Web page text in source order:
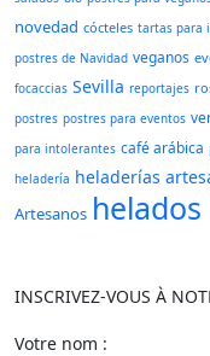
novedad cócteles tartas para
postres de Navidad veganos
focaccias Sevilla reportajes
postres postres para eventos
para intolerantes café arábica
heladería heladerías
Artesanos
INSCRIVEZ-VOUS À
Votre nom :